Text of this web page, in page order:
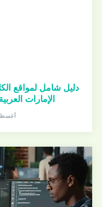
دليل شامل لمواقع
الإمارات
أغسطس 5,